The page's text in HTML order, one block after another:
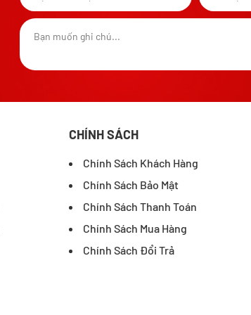
CHÍNH SÁCH
Chính Sách Khách Hàng
Chính Sách Bảo Mật
Chính Sách Thanh Toán
Chính Sách Mua Hàng
Chính Sách Đổi Trả